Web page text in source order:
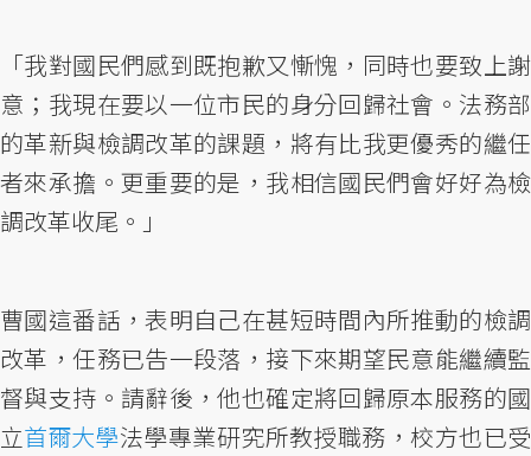
「我對國民們感到既抱歉又慚愧，同時也要致上謝
意；我現在要以一位市民的身分回歸社會。法務部
的革新與檢調改革的課題，將有比我更優秀的繼任
者來承擔。更重要的是，我相信國民們會好好為檢
調改革收尾。」
曹國這番話，表明自己在甚短時間內所推動的檢調
改革，任務已告一段落，接下來期望民意能繼續監
督與支持。請辭後，他也確定將回歸原本服務的國
立首爾大學法學專業研究所教授職務，校方也已受